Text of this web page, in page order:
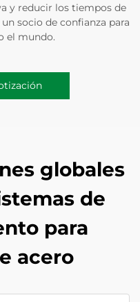
y reducir los tiempos de
socio de confianza para
el mundo.
globales
de
para
acero